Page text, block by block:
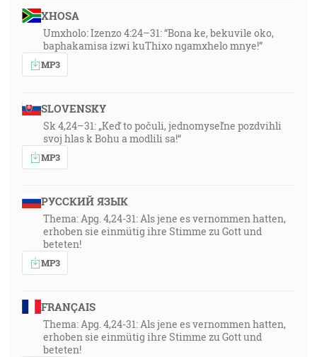
XHOSA
Umxholo: Izenzo 4:24–31: “Bona ke, bekuvile oko,
baphakamisa izwi kuThixo ngamxhelo mnye!”
MP3
SLOVENSKY
Sk 4,24–31: „Keď to počuli, jednomyseľne pozdvihli
svoj hlas k Bohu a modlili sa!“
MP3
РУССКИЙ ЯЗЫК
Thema: Apg. 4,24-31: Als jene es vernommen hatten,
erhoben sie einmütig ihre Stimme zu Gott und
beteten!
MP3
FRANÇAIS
Thema: Apg. 4,24-31: Als jene es vernommen hatten,
erhoben sie einmütig ihre Stimme zu Gott und
beteten!